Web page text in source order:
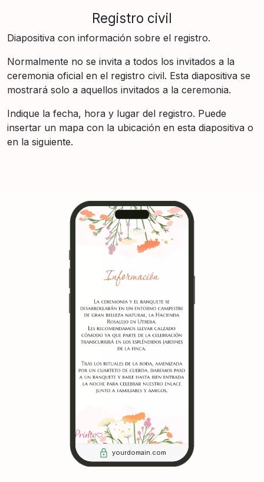
Registro civil
Diapositiva con información sobre el registro.
Normalmente no se invita a todos los invitados a la
ceremonia oficial en el registro civil. Esta diapositiva se
mostrará solo a aquellos invitados a la ceremonia.
Indique la fecha, hora y lugar del registro. Puede
insertar un mapa con la ubicación en esta diapositiva o
en la siguiente.
yourdomain.com